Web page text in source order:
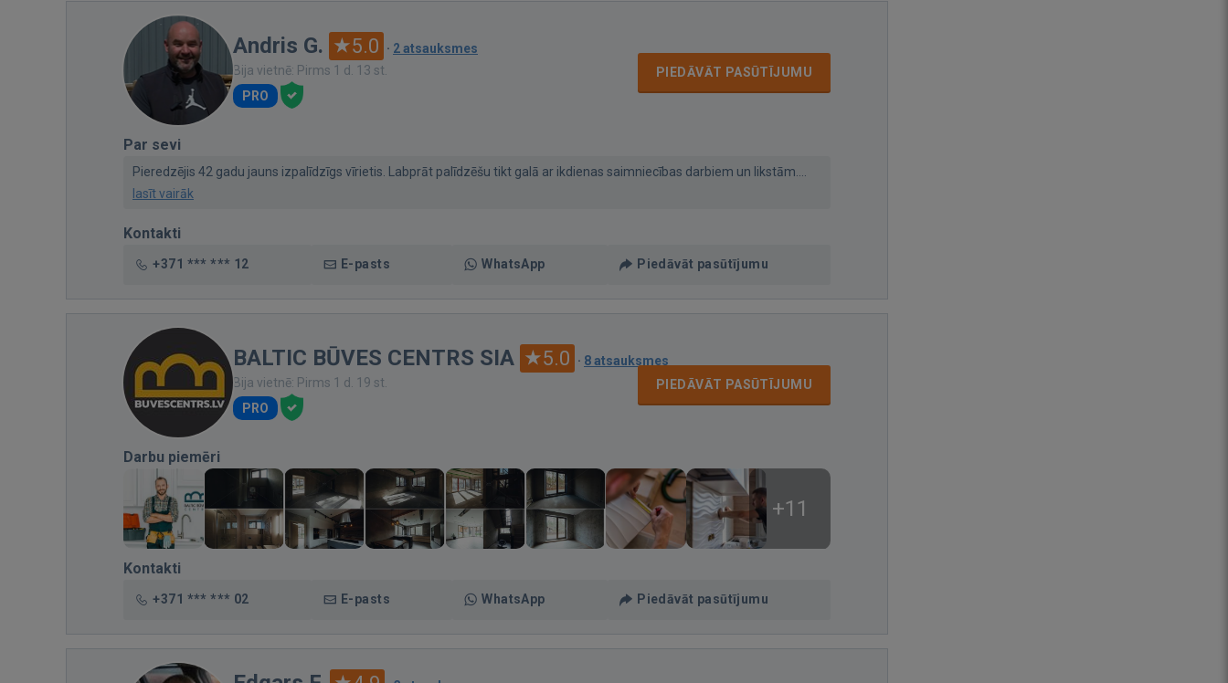
Andris G. 5.0 · 2 atsauksmes
Bija vietnē: Pirms 1 d. 13 st.
PRO
PIEDĀVĀT PASŪTĪJUMU
Par sevi
Pieredzējis 42 gadu jauns izpalīdzīgs vīrietis. Labprāt palīdzēšu tikt galā ar ikdienas saimniecības darbiem un likstām....
lasīt vairāk
Kontakti
+371 *** *** 12 E-pasts WhatsApp Piedāvāt pasūtījumu
BALTIC BŪVES CENTRS SIA 5.0 · 8 atsauksmes
Bija vietnē: Pirms 1 d. 19 st.
PRO
PIEDĀVĀT PASŪTĪJUMU
Darbu piemēri
+11
Kontakti
+371 *** *** 02 E-pasts WhatsApp Piedāvāt pasūtījumu